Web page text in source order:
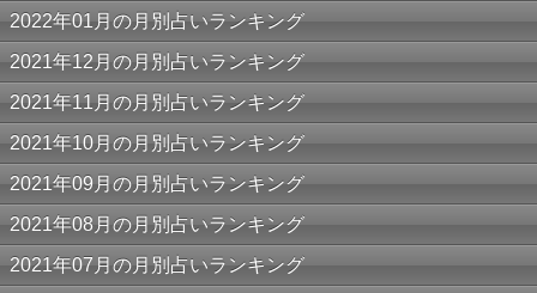
2022年01月の月別占いランキング
2021年12月の月別占いランキング
2021年11月の月別占いランキング
2021年10月の月別占いランキング
2021年09月の月別占いランキング
2021年08月の月別占いランキング
2021年07月の月別占いランキング